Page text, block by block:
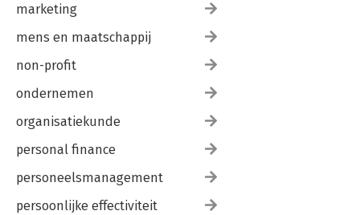
marketing
mens en maatschappij
non-profit
ondernemen
organisatiekunde
personal finance
personeelsmanagement
persoonlijke effectiviteit